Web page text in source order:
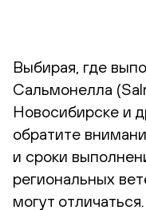
Выбирая, где
Сальмонелла
Новосибирске и
обратите
и сроки
региональных
могут отличаться.